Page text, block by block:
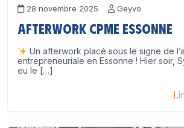
28 novembre 2025 Geyvo
Afterwork CPME Essonne
Un afterwork placé sous le signe de
entrepreneuriale en Essonne ! Hier soir,
eu le […]